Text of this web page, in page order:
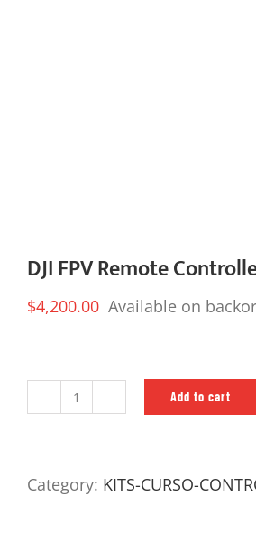
DJI FPV Remote
$4,200.00 Available on
DJI
Controller
Add to cart
Category: KITS-CURSO-